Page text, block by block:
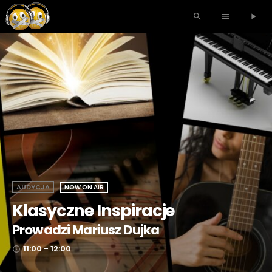
search menu play_arrow
AUDYCJA NOW ON AIR
Klasyczne Inspiracje
Prowadzi Mariusz Dujka
access_time 11:00 - 12:00